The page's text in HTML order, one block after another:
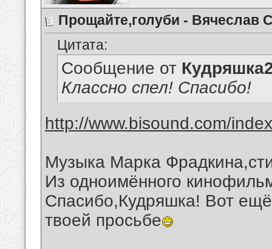
Прощайте,голуби - Вячеслав
Цитата:
Сообщение от
Классно спел! Спасибо!
http://www.bisound.com/
Музыка Марка
Из одноимённого
Спасибо,Кудряшка! Вот
твоей просьбе